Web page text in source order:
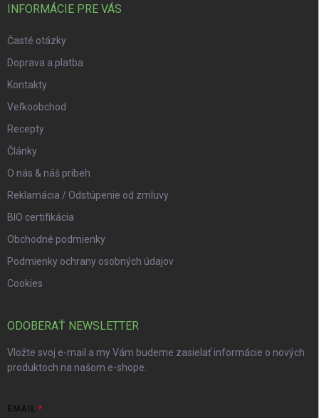
INFORMÁCIE PRE VÁS
Časté otázky
Doprava a platba
Kontakty
Veľkoobchod
Recepty
Články
O nás & náš príbeh
Reklamácia / Odstúpenie od zmluvy
BIO certifikácia
Obchodné podmienky
Podmienky ochrany osobných údajov
Cookies
ODOBERAŤ NEWSLETTER
Vložte svoj e-mail a my Vám budeme zasielať informácie o nových
produktoch na našom e-shope.
EMAIL